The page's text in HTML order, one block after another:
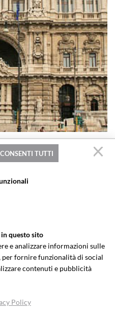
N.
2026
– Parti comuni – Vizi –
– Indennità di
causa – Appello –
– Art. 1127 c.c. – CTU
CONSENTI TUTTI
questo sito
e analizzare informazioni sulle
fornire funzionalità di social
contenuti e pubblicità
Policy